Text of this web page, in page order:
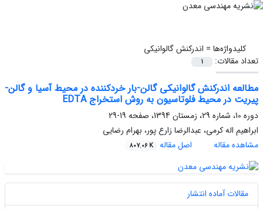
کلیدواژه‌ها = اندرکنش گالوانیکی
تعداد مقالات:
1
مطالعه اندرکنش گالوانیکی گالن-بار خردکننده در محیط آسیا و گالن-
پیریت در محیط فلوتاسیون به روش استخراج EDTA
دوره 10، شماره 29، زمستان 1394، صفحه
19-29
ابراهیم اله کرمی، عبدالرضا زارع پور، بهرام رضایی
مشاهده مقاله
اصل مقاله 807.06 K
مقالات آماده انتشار